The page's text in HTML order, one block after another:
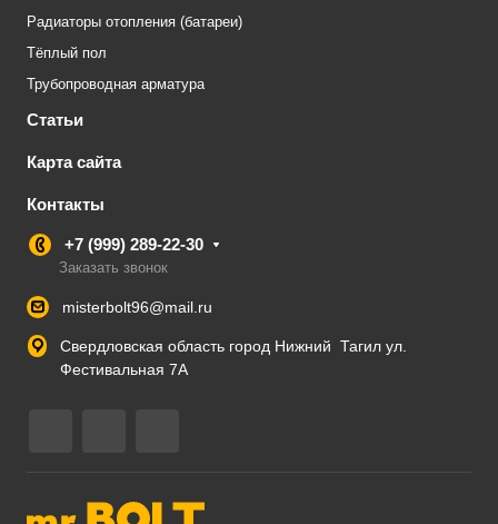
Радиаторы отопления (батареи)
Тёплый пол
Трубопроводная арматура
Статьи
Карта сайта
Контакты
+7 (999) 289-22-30
Заказать звонок
misterbolt96@mail.ru
Свердловская область город Нижний Тагил ул.
Фестивальная 7А